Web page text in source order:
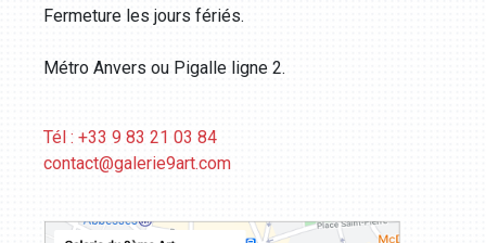
Fermeture les jours fériés.
Métro Anvers ou Pigalle ligne 2.
Tél : +33 9 83 21 03 84
contact@galerie9art.com